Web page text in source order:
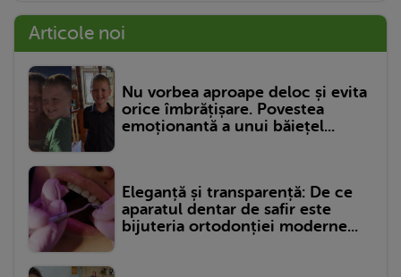
Articole noi
Nu vorbea aproape deloc și evita
orice îmbrățișare. Povestea
emoționantă a unui băiețel...
Eleganță și transparență: De ce
aparatul dentar de safir este
bijuteria ortodonției moderne...